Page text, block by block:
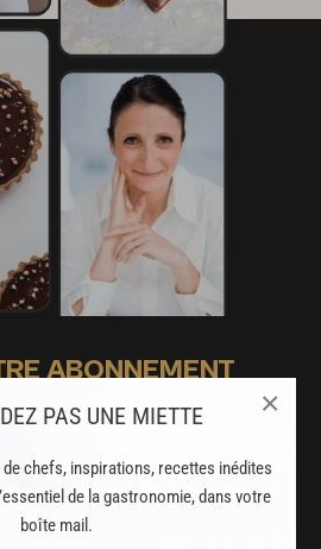
PAS UNE MIETTE
chefs, inspirations, recettes inédites
de la gastronomie, dans votre
boîte mail.
×
ABONNEMENT